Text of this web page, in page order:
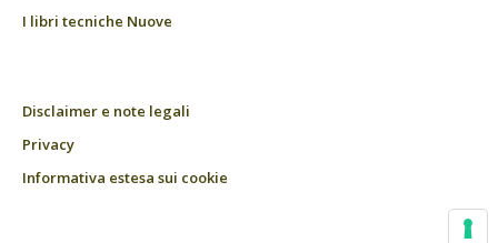
I libri tecniche Nuove
Disclaimer e note legali
Privacy
Informativa estesa sui cookie